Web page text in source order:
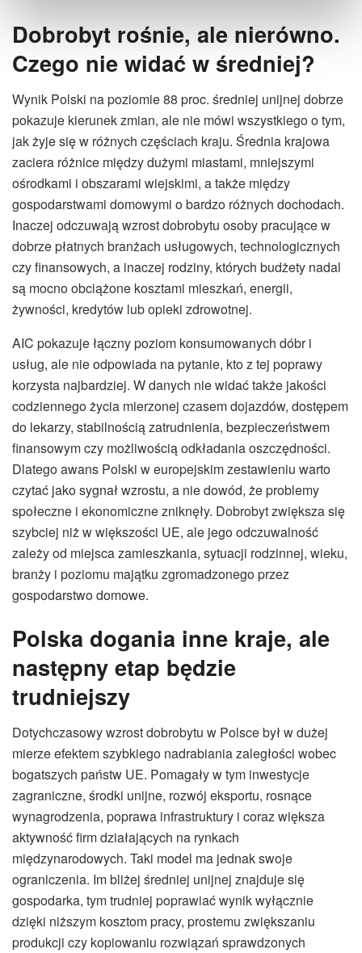
Dobrobyt rośnie, ale nierówno.
Czego nie widać w średniej?
Wynik Polski na poziomie 88 proc. średniej unijnej dobrze
pokazuje kierunek zmian, ale nie mówi wszystkiego o tym,
jak żyje się w różnych częściach kraju. Średnia krajowa
zaciera różnice między dużymi miastami, mniejszymi
ośrodkami i obszarami wiejskimi, a także między
gospodarstwami domowymi o bardzo różnych dochodach.
Inaczej odczuwają wzrost dobrobytu osoby pracujące w
dobrze płatnych branżach usługowych, technologicznych
czy finansowych, a inaczej rodziny, których budżety nadal
są mocno obciążone kosztami mieszkań, energii,
żywności, kredytów lub opieki zdrowotnej.
AIC pokazuje łączny poziom konsumowanych dóbr i
usług, ale nie odpowiada na pytanie, kto z tej poprawy
korzysta najbardziej. W danych nie widać także jakości
codziennego życia mierzonej czasem dojazdów, dostępem
do lekarzy, stabilnością zatrudnienia, bezpieczeństwem
finansowym czy możliwością odkładania oszczędności.
Dlatego awans Polski w europejskim zestawieniu warto
czytać jako sygnał wzrostu, a nie dowód, że problemy
społeczne i ekonomiczne zniknęły. Dobrobyt zwiększa się
szybciej niż w większości UE, ale jego odczuwalność
zależy od miejsca zamieszkania, sytuacji rodzinnej, wieku,
branży i poziomu majątku zgromadzonego przez
gospodarstwo domowe.
Polska dogania inne kraje, ale
następny etap będzie
trudniejszy
Dotychczasowy wzrost dobrobytu w Polsce był w dużej
mierze efektem szybkiego nadrabiania zaległości wobec
bogatszych państw UE. Pomagały w tym inwestycje
zagraniczne, środki unijne, rozwój eksportu, rosnące
wynagrodzenia, poprawa infrastruktury i coraz większa
aktywność firm działających na rynkach
międzynarodowych. Taki model ma jednak swoje
ograniczenia. Im bliżej średniej unijnej znajduje się
gospodarka, tym trudniej poprawiać wynik wyłącznie
dzięki niższym kosztom pracy, prostemu zwiększaniu
produkcji czy kopiowaniu rozwiązań sprawdzonych